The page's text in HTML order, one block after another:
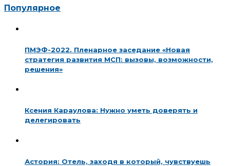
Популярное
ПМЭФ-2022. Пленарное заседание «Новая
стратегия развития МСП: вызовы, возможности,
решения»
Ксения Караулова: Нужно уметь доверять и
делегировать
Астория: Отель, заходя в который, чувствуешь